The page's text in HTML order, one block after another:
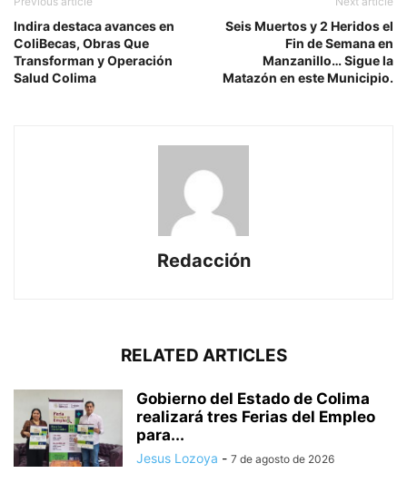
Indira destaca avances en
ColiBecas, Obras Que
Transforman y Operación
Salud Colima
Seis Muertos y 2 Heridos el
Fin de Semana en
Manzanillo… Sigue la
Matazón en este Municipio.
Redacción
RELATED ARTICLES
Gobierno del Estado de Colima
realizará tres Ferias del Empleo
para...
Jesus Lozoya - 7 de agosto de 2026